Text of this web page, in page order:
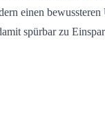
einen
spürbar zu